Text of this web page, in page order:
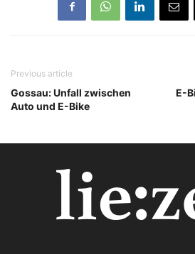
Previous article
Gossau: Unfall zwischen
Auto und E-Bike
E-